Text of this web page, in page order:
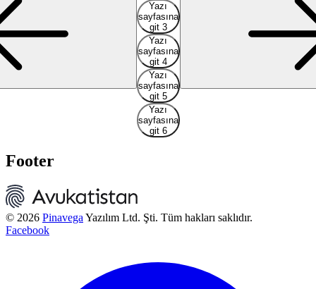
Yazı
sayfasına
git 3
Yazı
sayfasına
git 4
Yazı
sayfasına
git 5
Yazı
sayfasına
git 6
Footer
© 2026 Pinavega Yazılım Ltd. Şti. Tüm hakları saklıdır.
Facebook